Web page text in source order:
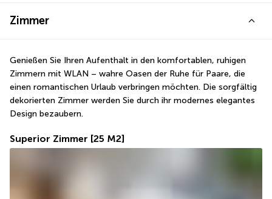
Zimmer
Genießen Sie Ihren Aufenthalt in den komfortablen, ruhigen
Zimmern mit WLAN – wahre Oasen der Ruhe für Paare, die
einen romantischen Urlaub verbringen möchten. Die sorgfältig
dekorierten Zimmer werden Sie durch ihr modernes elegantes
Design bezaubern.
Superior Zimmer [25 M2]